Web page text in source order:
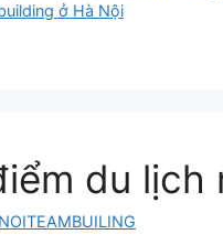
ở Hà Nội
du lịch